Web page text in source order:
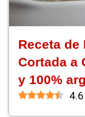
Receta de
Cortada a
y 100%
4.6